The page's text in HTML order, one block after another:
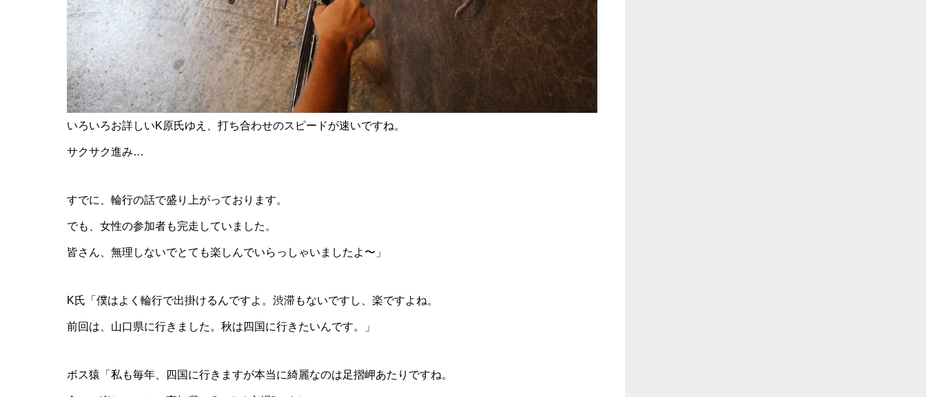
いろいろお詳しいK原氏ゆえ、打ち合わせのスピードが速いですね。
サクサク進み…
すでに、輪行の話で盛り上がっております。
でも、女性の参加者も完走していました。
皆さん、無理しないでとても楽しんでいらっしゃいましたよ〜」
K氏「僕はよく輪行で出掛けるんですよ。渋滞もないですし、楽ですよね。
前回は、山口県に行きました。秋は四国に行きたいんです。」
ボス猿「私も毎年、四国に行きますが本当に綺麗なのは足摺岬あたりですね。